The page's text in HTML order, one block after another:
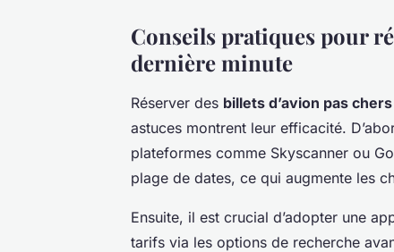
Conseils pratiques pour
dernière minute
Réserver des billets d’avion pas chers
astuces montrent leur efficacité.
plateformes comme Skyscanner ou
plage de dates, ce qui augmente les
Ensuite, il est crucial d’adopter une
tarifs via les options de recherche